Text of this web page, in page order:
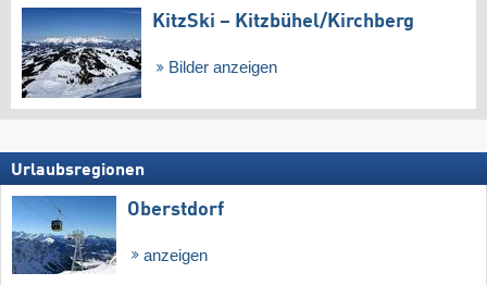
KitzSki – Kitzbühel/​Kirchberg
Bilder anzeigen
Urlaubsregionen
Oberstdorf
anzeigen